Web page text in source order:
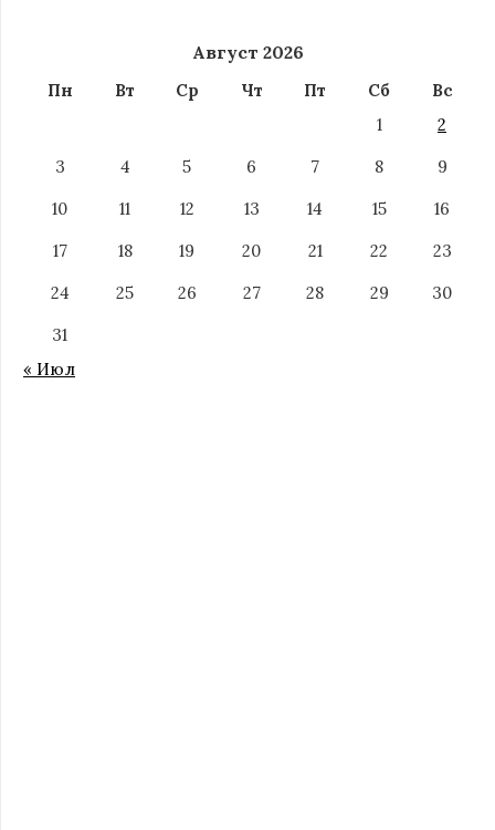
Август 2026
Пн Вт Ср Чт Пт Сб
Вс
1
2
3
4 5 6 7 8
9
10
11 12 13 14 15
16
17
18 19 20 21 22
23
24
25 26 27 28 29
30
31
« Июл